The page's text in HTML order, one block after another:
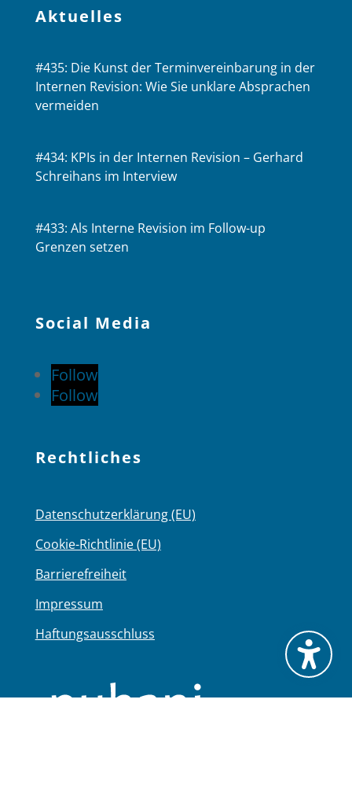
Aktuelles
#435: Die Kunst der Terminvereinbarung in der
Internen Revision: Wie Sie unklare Absprachen
vermeiden
#434: KPIs in der Internen Revision – Gerhard
Schreihans im Interview
#433: Als Interne Revision im Follow-up
Grenzen setzen
Social Media
Follow
Follow
Rechtliches
Datenschutzerklärung (EU)
Cookie-Richtlinie (EU)
Barrierefreiheit
Impressum
Haftungsausschluss